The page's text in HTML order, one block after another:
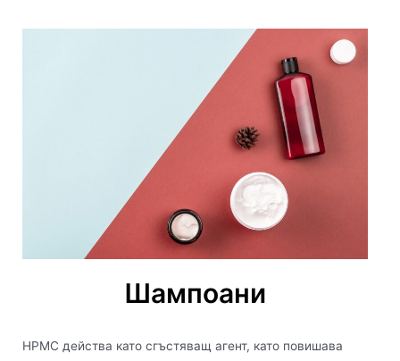
Шампоани
HPMC действа като сгъстяващ агент, като повишава